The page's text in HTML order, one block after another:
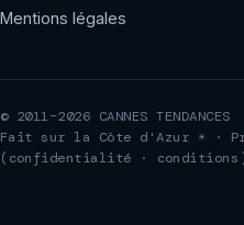
Mentions légales
© 2011–2026 CANNES TENDANCES
Fait sur la Côte d'Azur ☀ ·
( confidentialité · conditions